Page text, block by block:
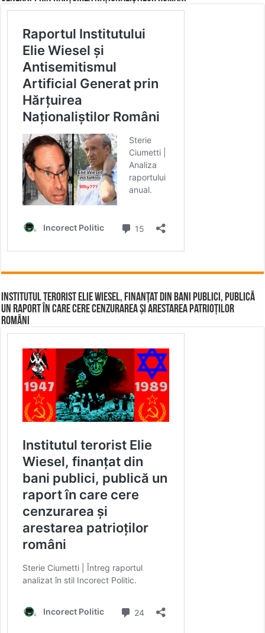
Institutul terorist Elie Wiesel, finanțat din bani publici, publică
un raport în care cere cenzurarea și arestarea patrioților
români